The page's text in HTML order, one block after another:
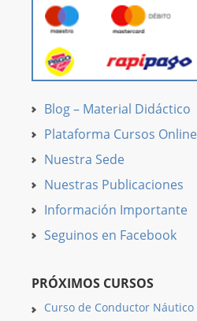
Blog – Material Didáctico
Plataforma Cursos Online
Nuestra Sede
Nuestras Publicaciones
Información Importante
Seguinos en Facebook
PRÓXIMOS CURSOS
Curso de Conductor Náutico